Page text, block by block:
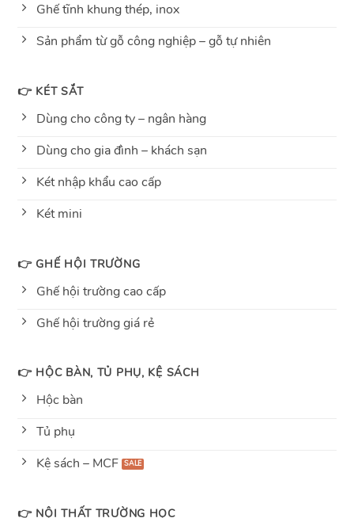
Ghế tĩnh khung thép, inox
Sản phẩm từ gỗ công nghiệp – gỗ tự nhiên
👉 KÉT SẮT
Dùng cho công ty – ngân hàng
Dùng cho gia đình – khách sạn
Két nhập khẩu cao cấp
Két mini
👉 GHẾ HỘI TRƯỜNG
Ghế hội trường cao cấp
Ghế hội trường giá rẻ
👉 HỘC BÀN, TỦ PHỤ, KỆ SÁCH
Hộc bàn
Tủ phụ
Kệ sách – MCF
👉 NỘI THẤT TRƯỜNG HỌC